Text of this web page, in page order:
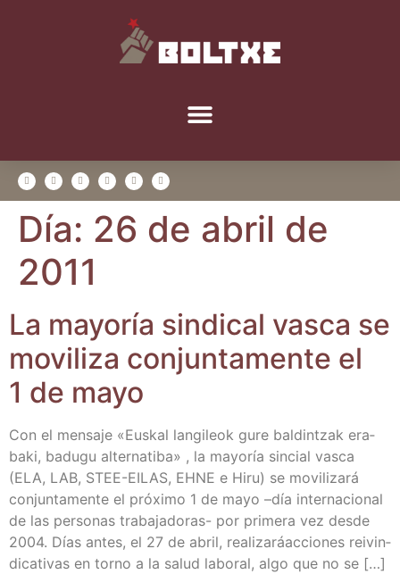
Día: 26 de abril de
2011
La mayo­ría sin­di­cal vas­ca se
movi­li­za con­jun­ta­men­te el
1 de mayo
Con el men­sa­je «Eus­kal lan­gi­leok gure bal­din­tzak era­
ba­ki, badu­gu alter­na­ti­ba» , la mayo­ría sin­cial vas­ca
(ELA, LAB, STEE-EILAS, EHNE e Hiru) se movi­li­za­rá
con­jun­ta­men­te el pró­xi­mo 1 de mayo –día inter­na­cio­nal
de las per­so­nas tra­­ba­­ja­­do­­ras- por pri­me­ra vez des­de
2004. Días antes, el 27 de abril, rea­li­za­ráaccio­nes rei­vin­
di­ca­ti­vas en torno a la salud labo­ral, algo que no se […]